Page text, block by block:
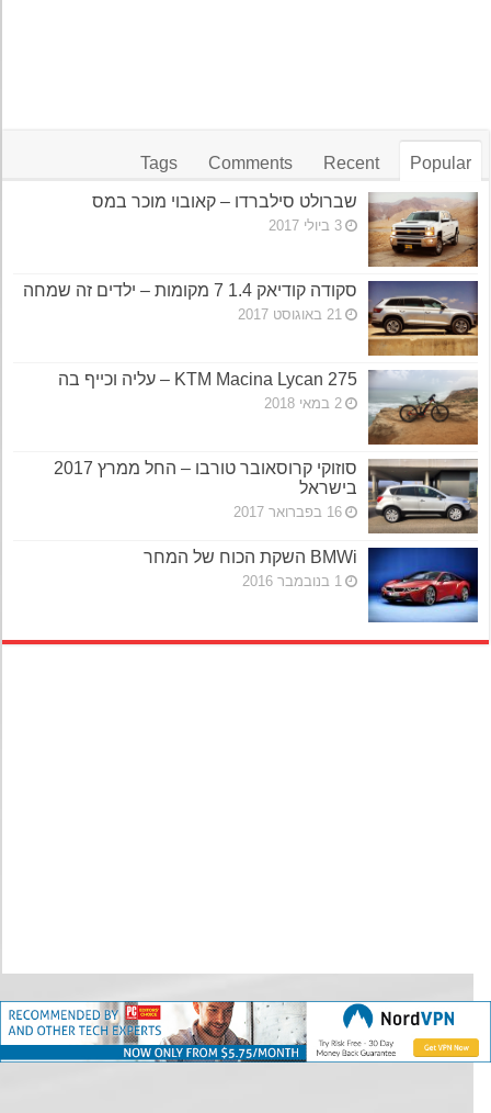
Popular
Recent
Comments
Tags
שברולט סילברדו – קאובוי מוכר במס
3 ביולי 2017
סקודה קודיאק 1.4 7 מקומות – ילדים זה שמחה
21 באוגוסט 2017
KTM Macina Lycan 275 – עליה וכייף בה
2 במאי 2018
סוזוקי קרוסאובר טורבו – החל ממרץ 2017
בישראל
16 בפברואר 2017
BMWi השקת הכוח של המחר
1 בנובמבר 2016